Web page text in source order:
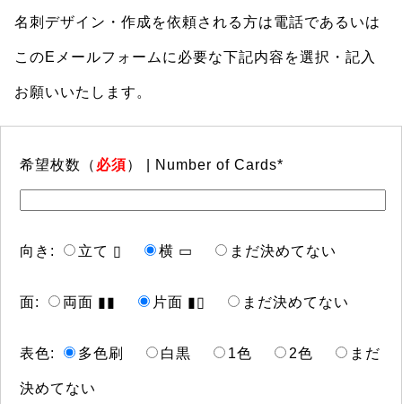
名刺デザイン・作成を依頼される方は電話であるいは
このEメールフォームに必要な下記内容を選択・記入
お願いいたします。
希望枚数（ 必須） | Number of Cards*
向き: 立て ▯ 横 ▭ まだ決めてない
面: 両面 ▮▮ 片面 ▮▯ まだ決めてない
表色: 多色刷 白黒 1色 2色 まだ
決めてない